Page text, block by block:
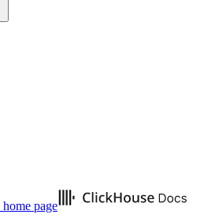
home page